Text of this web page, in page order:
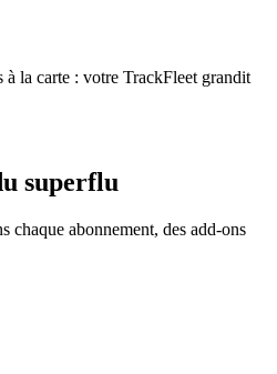
à la carte : votre TrackFleet grandit
superflu
abonnement, des add-ons